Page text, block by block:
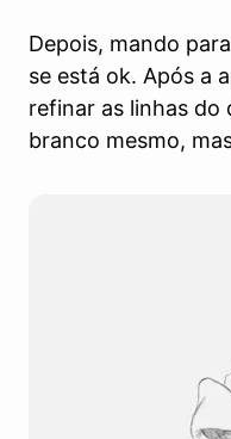
Depois, mando
se está ok. Após a
refinar as linhas do
branco mesmo,